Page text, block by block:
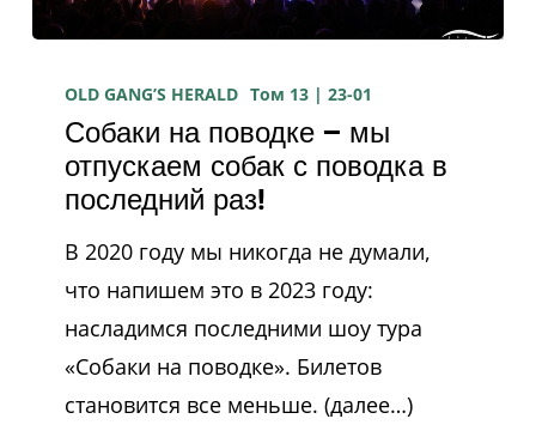
поводке
отпускаем
собак
поводка
OLD GANG’S HERALD Том 13 | 23-01
Собаки на поводке — мы
отпускаем собак с поводка в
последний раз!
В 2020 году мы никогда не думали,
что напишем это в 2023 году:
насладимся последними шоу тура
«Собаки на поводке». Билетов
становится все меньше. (далее…)